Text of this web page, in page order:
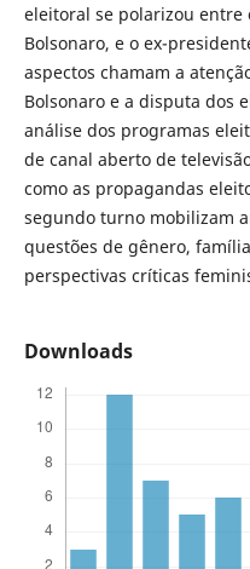
eleitoral se polarizou entre
Bolsonaro, e o ex-
aspectos chamam a
Bolsonaro e a disputa dos
análise dos programas
de canal aberto de
como as propagandas
segundo turno mobilizam
questões de gênero,
perspectivas críticas
Downloads